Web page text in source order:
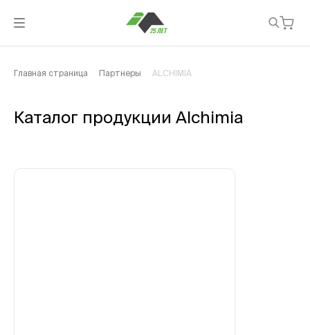
Главная страница Партнеры ALCHIMIA
Каталог продукции Alchimia